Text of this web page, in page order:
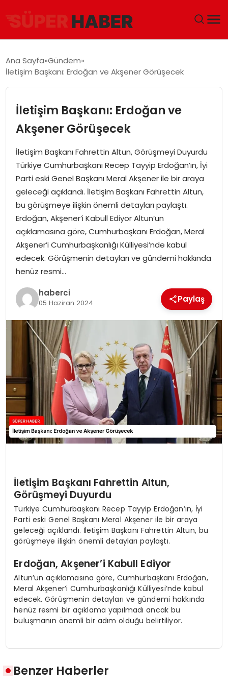
GÜNDEM
DÜNYA
EĞITIM
EKONOMI
MAGAZIN
SAĞLIK
SIYASET
SPOR
TEKNOLOJI
Ana Sayfa Gündem
İletişim Başkanı: Erdoğan ve Akşener Görüşecek
İletişim Başkanı: Erdoğan ve
Akşener Görüşecek
İletişim Başkanı Fahrettin Altun, Görüşmeyi Duyurdu
Türkiye Cumhurbaşkanı Recep Tayyip Erdoğan’ın, İyi
Parti eski Genel Başkanı Meral Akşener ile bir araya
geleceği açıklandı. İletişim Başkanı Fahrettin Altun,
bu görüşmeye ilişkin önemli detayları paylaştı.
Erdoğan, Akşener’i Kabull Ediyor Altun’un
açıklamasına göre, Cumhurbaşkanı Erdoğan, Meral
Akşener’i Cumhurbaşkanlığı Külliyesi’nde kabul
edecek. Görüşmenin detayları ve gündemi hakkında
henüz resmi…
haberci
05 Haziran 2024 Paylaş
İletişim Başkanı Fahrettin Altun,
Görüşmeyi Duyurdu
Türkiye Cumhurbaşkanı Recep Tayyip Erdoğan’ın, İyi
Parti eski Genel Başkanı Meral Akşener ile bir araya
geleceği açıklandı. İletişim Başkanı Fahrettin Altun, bu
görüşmeye ilişkin önemli detayları paylaştı.
Erdoğan, Akşener’i Kabull Ediyor
Altun’un açıklamasına göre, Cumhurbaşkanı Erdoğan,
Meral Akşener’i Cumhurbaşkanlığı Külliyesi’nde kabul
edecek. Görüşmenin detayları ve gündemi hakkında
henüz resmi bir açıklama yapılmadı ancak bu
buluşmanın önemli bir adım olduğu belirtiliyor.
Benzer Haberler